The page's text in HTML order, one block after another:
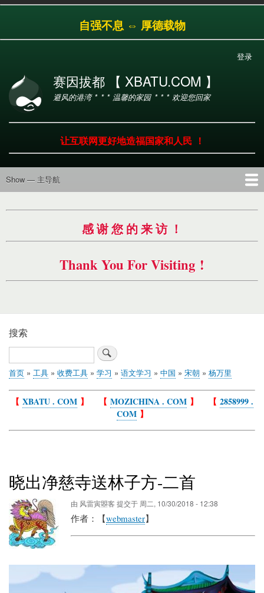
转
到
内
容
自强不息 ⇔ 厚德载物
户
登录
赛因拔都 【 XBATU.COM 】
避风的港湾 * * * 温馨的家园 * * * 欢迎您回家
让互联网更好地造福国家和人民 ！
主
航
Show — 主导航
感 谢 您 的 来 访 ！
Thank You For Visiting !
搜索
搜
索
面
包
屑
首页 工具 收费工具 学习 语文学习 中国 宋朝 杨万里
【 XBATU . COM】 【 MOZICHINA . COM】 【 2858999 .
COM】
晓出净慈寺送林子方-二首
由 风雷寅曌客 提交于 周二, 10/30/2018 - 12:38
作者：【webmaster】